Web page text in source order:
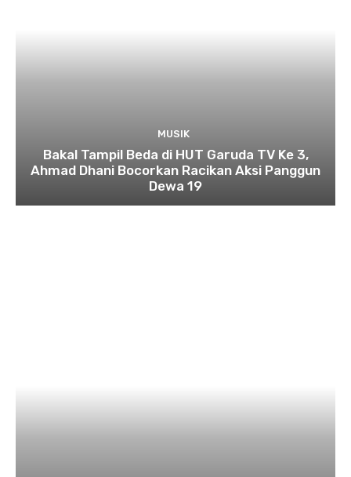
MUSIK
Bakal Tampil Beda di HUT Garuda TV Ke 3,
Ahmad Dhani Bocorkan Racikan Aksi Panggun
Dewa 19